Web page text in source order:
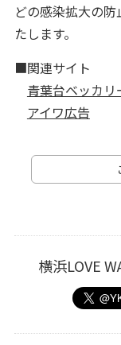
どの感染拡大の
たします。
■関連サイト
青葉台ベッカリ
アイワ広告
横浜LOVE